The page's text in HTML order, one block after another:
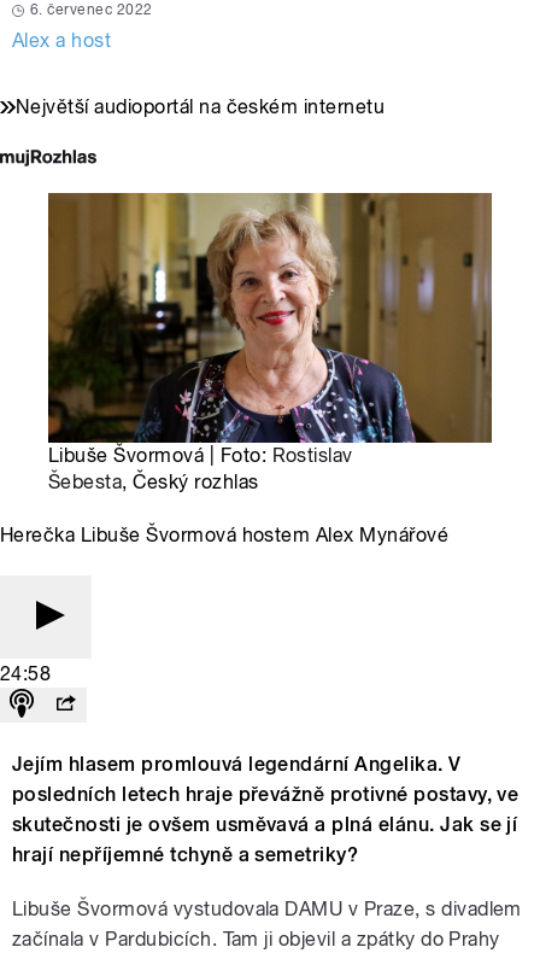
6. červenec 2022
Alex a host
Největší audioportál na českém internetu
Libuše Švormová | Foto: Rostislav
Šebesta, Český rozhlas
Herečka Libuše Švormová hostem Alex Mynářové
24:58
Jejím hlasem promlouvá legendární Angelika. V
posledních letech hraje převážně protivné postavy, ve
skutečnosti je ovšem usměvavá a plná elánu. Jak se jí
hrají nepříjemné tchyně a semetriky?
Libuše Švormová vystudovala DAMU v Praze, s divadlem
začínala v Pardubicích. Tam ji objevil a zpátky do Prahy